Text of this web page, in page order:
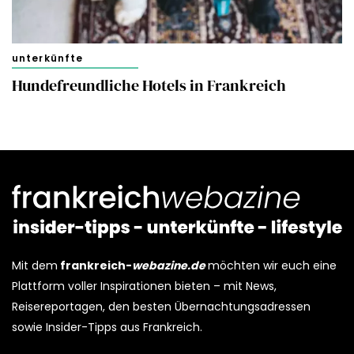
unterkünfte
Hundefreundliche Hotels in Frankreich
Mit dem frankreich-webazine.demöchten wir euch eine
Plattform voller Inspirationen bieten – mit News,
Reisereportagen, den besten Übernachtungsadressen
sowie Insider-Tipps aus Frankreich.